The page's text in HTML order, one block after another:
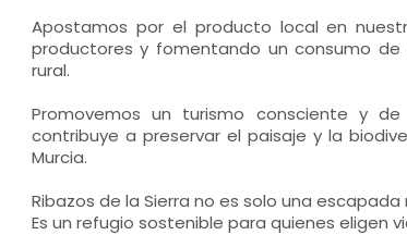
Apostamos por el producto local en
productores y fomentando un consumo
rural.
Promovemos un turismo consciente y
contribuye a preservar el paisaje y la
Murcia.
Ribazos de la Sierra no es solo una escapada
Es un refugio sostenible para quienes eligen